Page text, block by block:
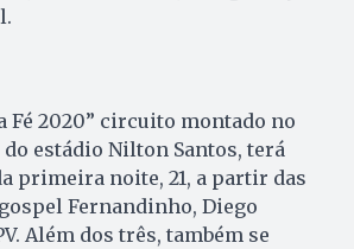
Fé 2020” circuito montado no
estádio Nilton Santos, terá
primeira noite, 21, a partir das
Fernandinho, Diego
Além dos três, também se